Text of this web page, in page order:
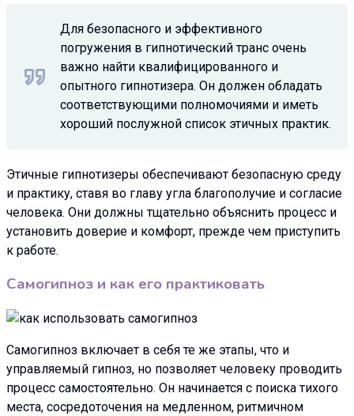
Для безопасного и эффективного
погружения в гипнотический транс очень
важно найти квалифицированного и
опытного гипнотизера. Он должен обладать
соответствующими полномочиями и иметь
хороший послужной список этичных практик.
Этичные гипнотизеры обеспечивают безопасную среду
и практику, ставя во главу угла благополучие и согласие
человека. Они должны тщательно объяснить процесс и
установить доверие и комфорт, прежде чем приступить
к работе.
Самогипноз и как его практиковать
Самогипноз включает в себя те же этапы, что и
управляемый гипноз, но позволяет человеку проводить
процесс самостоятельно. Он начинается с поиска тихого
места, сосредоточения на медленном, ритмичном